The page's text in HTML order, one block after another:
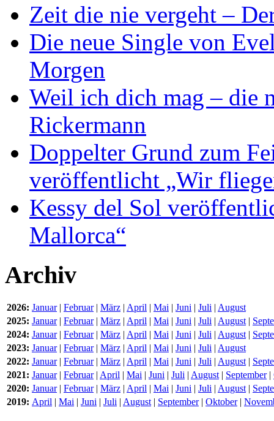
Zeit die nie vergeht –
Die neue Single von
Morgen
Weil ich dich mag – die
Rickermann
Doppelter Grund zum
veröffentlicht „Wir
Kessy del Sol
Mallorca“
Archiv
2026: Januar| Februar| März | April | Mai | Juni | Juli | August
2025: Januar| Februar| März | April | Mai | Juni | Juli | August|
2024: Januar| Februar| März | April | Mai | Juni | Juli | August|
2023: Januar| Februar| März | April | Mai | Juni | Juli | August
2022: Januar| Februar| März | April | Mai | Juni | Juli | August|
2021: Januar| Februar| April | Mai | Juni | Juli | August| September|
2020: Januar| Februar| März | April | Mai | Juni | Juli | August|
2019: April | Mai | Juni | Juli | August| September| Oktober|